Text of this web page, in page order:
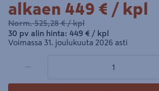
alkaen 449€/kpl
449 € / kpl
Norm.525,28€/kpl
525,28 €/ kpl
30 pv alin hinta: 449€/kpl
449 € / kpl
Voimassa 31. joulukuuta 2026 asti
−